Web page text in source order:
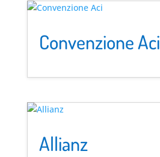
Convenzione Aci
Allianz